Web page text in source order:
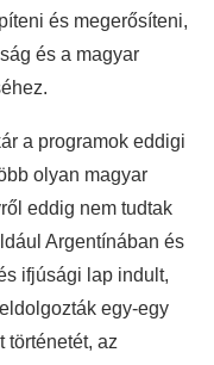
és megerősíteni,
és a magyar
a programok eddigi
olyan magyar
eddig nem tudtak
Argentínában és
ifjúsági lap indult,
egy-egy
történetét, az